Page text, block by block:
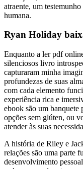
atraente, um
humana.
Ryan Holiday
Enquanto a ler pdf
silenciosos livro
capturaram minha
profundezas de suas
com cada elemento
experiência rica e
ebook são um banquete
opções sem glúten, ou
atender às suas
A história de Riley e
relações são uma parte
desenvolvimento